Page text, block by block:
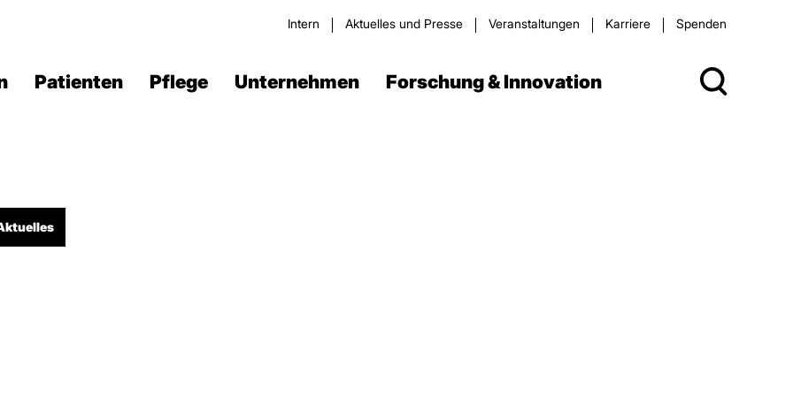
Intern Aktuelles und Presse Veran­staltungen Karriere Spenden
Patienten Pflege Unternehmen Forschung & Innovation
Verdau­ungstrakt